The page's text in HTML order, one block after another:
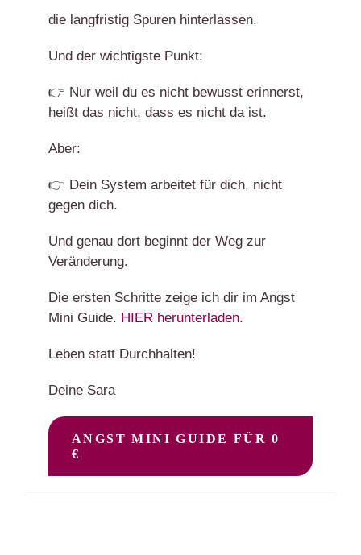
die langfristig Spuren hinterlassen.
Und der wichtigste Punkt:
👉 Nur weil du es nicht bewusst erinnerst,
heißt das nicht, dass es nicht da ist.
Aber:
👉 Dein System arbeitet für dich, nicht
gegen dich.
Und genau dort beginnt der Weg zur
Veränderung.
Die ersten Schritte zeige ich dir im Angst
Mini Guide. HIER herunterladen.
Leben statt Durchhalten!
Deine Sara
ANGST MINI GUIDE FÜR 0
€